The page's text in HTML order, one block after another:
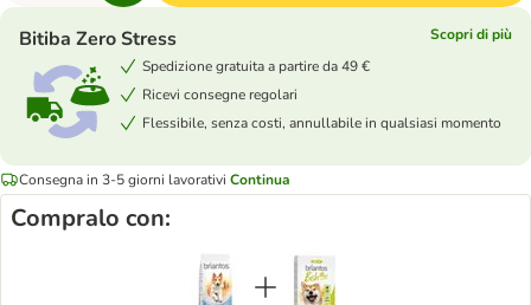
Bitiba Zero Stress
Scopri di più
Spedizione gratuita a partire da 49 €
Ricevi consegne regolari
Flessibile, senza costi, annullabile in qualsiasi momento
Consegna in 3-5 giorni lavorativi Continua
Compralo con: